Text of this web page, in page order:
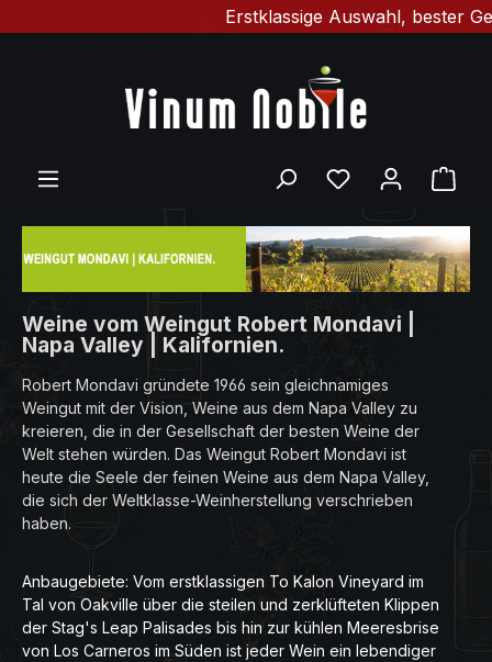
Erstklassige Auswahl, bester
Du hast 0
Weine vom Weingut Robert Mondavi |
Napa Valley | Kalifornien.
Robert Mondavi gründete 1966 sein gleichnamiges
Weingut mit der Vision, Weine aus dem Napa Valley zu
kreieren, die in der Gesellschaft der besten Weine der
Welt stehen würden. Das Weingut Robert Mondavi ist
heute die Seele der feinen Weine aus dem Napa Valley,
die sich der Weltklasse-Weinherstellung verschrieben
haben.
Anbaugebiete: Vom erstklassigen To Kalon Vineyard im
Tal von Oakville über die steilen und zerklüfteten Klippen
der Stag's Leap Palisades bis hin zur kühlen Meeresbrise
von Los Carneros im Süden ist jeder Wein ein lebendiger